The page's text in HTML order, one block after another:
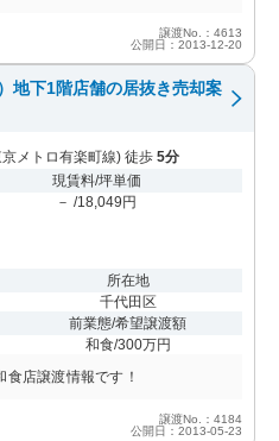
譲渡No.：4613
公開日：2013-12-20
地下1階店舗の居抜き売却案
メトロ有楽町線) 徒歩 5分
現賃料/坪単価
－ /18,049円
所在地
千代田区
前業態/希望譲渡額
和食/300万円
店譲渡情報です！
譲渡No.：4184
公開日：2013-05-23